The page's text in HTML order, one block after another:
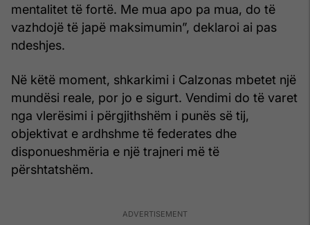
mentalitet të fortë. Me mua apo pa mua, do të
vazhdojë të japë maksimumin”, deklaroi ai pas
ndeshjes.
Në këtë moment, shkarkimi i Calzonas mbetet një
mundësi reale, por jo e sigurt. Vendimi do të varet
nga vlerësimi i përgjithshëm i punës së tij,
objektivat e ardhshme të federates dhe
disponueshmëria e një trajneri më të
përshtatshëm.